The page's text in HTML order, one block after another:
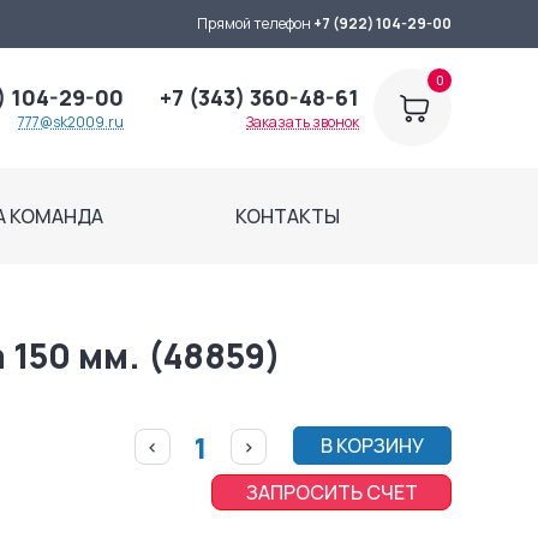
Прямой телефон +7 (922) 104-29-00
104-29-00
777@sk2009.ru
+7 (343) 360-48-61
Заказать звонок
0
КОМАНДА КОНТАКТЫ
150 мм. (48859)
< >
В КОРЗИНУ
ЗАПРОСИТЬ СЧЕТ